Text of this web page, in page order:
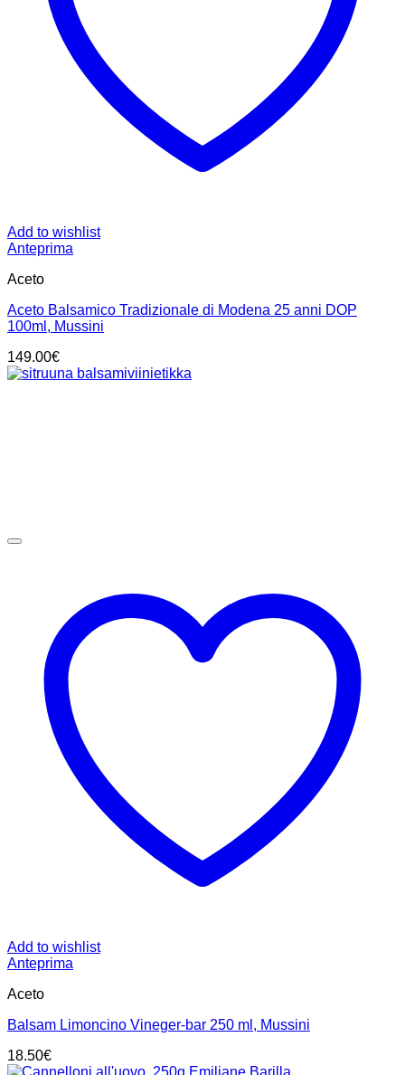
Add to wishlist
Anteprima
Aceto
Aceto Balsamico Tradizionale di Modena 25 anni DOP
100ml, Mussini
149.00€
Add to wishlist
Anteprima
Aceto
Balsam Limoncino Vineger-bar 250 ml, Mussini
18.50€